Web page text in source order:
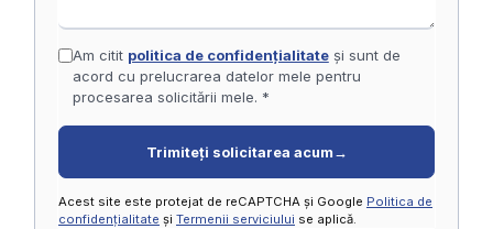
Am citit politica de confidențialitateși sunt de
acord cu prelucrarea datelor mele pentru
procesarea solicitării mele. *
Trimiteți solicitarea acum →
Acest site este protejat de reCAPTCHA și Google Politica de
confidențialitate și Termenii serviciului se aplică.